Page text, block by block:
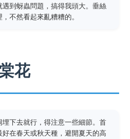
到蚜蟲問題，搞得我頭大。垂絲
不然看起來亂糟糟的。
花
下去就行，得注意一些細節。首
在春天或秋天種，避開夏天的高